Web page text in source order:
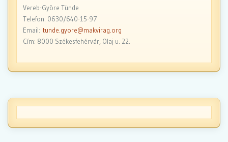
Vereb-Györe Tünde
Telefon: 0630/640-15-97
Email: tunde.gyore@makvirag.org
Cím: 8000 Székesfehérvár, Olaj u. 22.